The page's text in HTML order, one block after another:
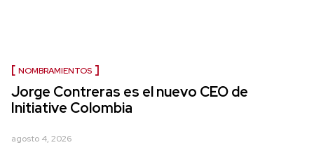
NOMBRAMIENTOS
Jorge Contreras es el nuevo CEO de
Initiative Colombia
agosto 4, 2026